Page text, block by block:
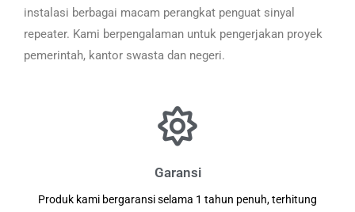
instalasi berbagai macam perangkat penguat sinyal
repeater. Kami berpengalaman untuk pengerjakan proyek
pemerintah, kantor swasta dan negeri.
Garansi
Produk kami bergaransi selama 1 tahun penuh, terhitung